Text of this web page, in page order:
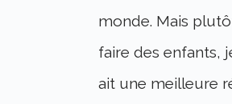
monde. Mais
faire des enfants,
ait une meilleure